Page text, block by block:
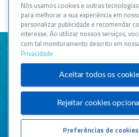
VOLTAR
ENTRE EM
Central de
Atendimento
dias, 24h :
Nós usamos cookies e outras
para melhorar a sua experiência em
personalizar publicidade e recomendar
interesse. Ao utilizar nossos serviços,
com tal monitoramento descrito em
Privacidade
Aceitar todos os
Rejeitar cookies
Preferências de cookies